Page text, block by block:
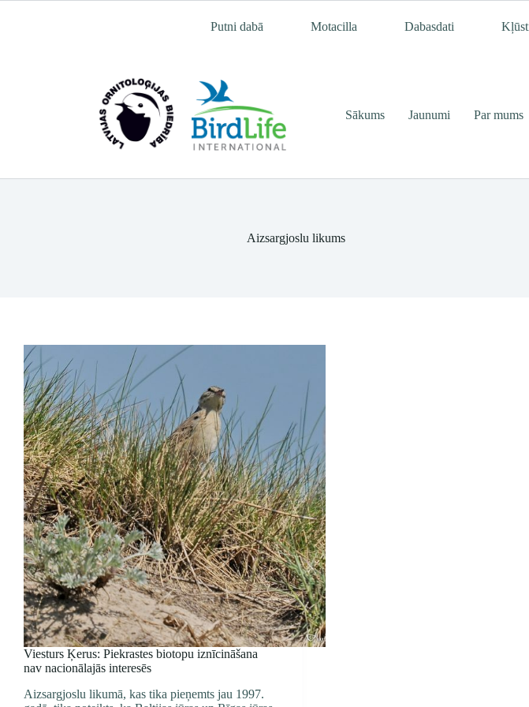
Putni dabā Motacilla Dabasdati
Sākums Jaunumi Par mums
Aizsargjoslu likums
Viesturs Ķerus: Piekrastes biotopu iznīcināšana
nav nacionālajās interesēs
Aizsargjoslu likumā, kas tika pieņemts jau 1997.